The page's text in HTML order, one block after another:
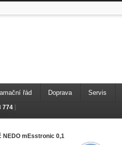
řád Doprava Servis
774]
NEDO mEsstronic 0,1